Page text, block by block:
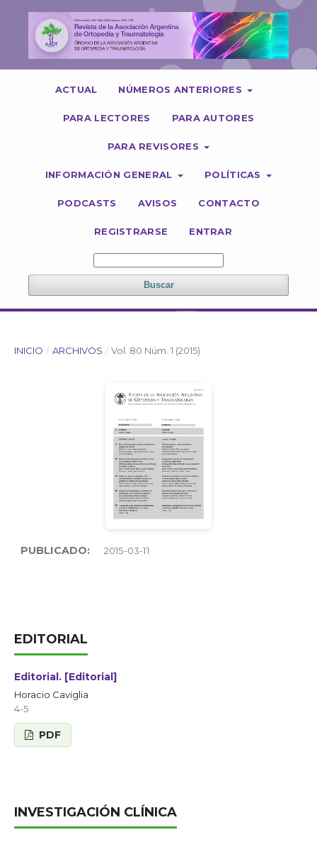
ACTUAL NÚMEROS ANTERIORES
PARA LECTORES PARA AUTORES
PARA REVISORES
INFORMACIÓN GENERAL POLÍTICAS
PODCASTS AVISOS CONTACTO
REGISTRARSE ENTRAR
Buscar
INICIO / ARCHIVOS / Vol. 80 Núm. 1 (2015)
PUBLICADO: 2015-03-11
EDITORIAL
Editorial. [Editorial]
Horacio Caviglia
4-5
PDF
INVESTIGACIÓN CLÍNICA